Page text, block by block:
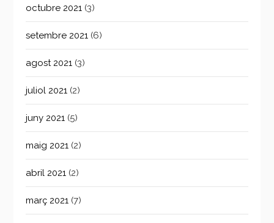
octubre 2021 (3)
setembre 2021 (6)
agost 2021 (3)
juliol 2021 (2)
juny 2021 (5)
maig 2021 (2)
abril 2021 (2)
març 2021 (7)